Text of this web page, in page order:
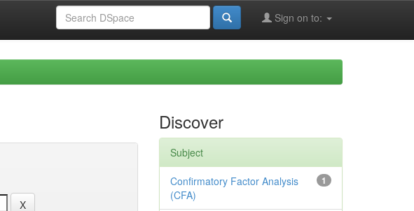
Sign on to:
Discover
Subject
1
Confirmatory Factor Analysis
(CFA)